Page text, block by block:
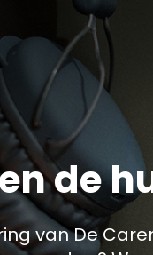
de
van De